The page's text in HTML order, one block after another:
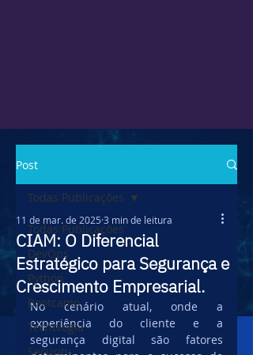
Post
Todas Publicações
DevOps
Python
Bootcamp
Tecnologia
Security
Todas Publicações
CIAM: O Diferencial
Estratégico para Segurança e
Crescimento Empresarial.
11 de mar. de 2025 3 min de leitura
No cenário atual, onde a
experiência do cliente e a
segurança digital são fatores